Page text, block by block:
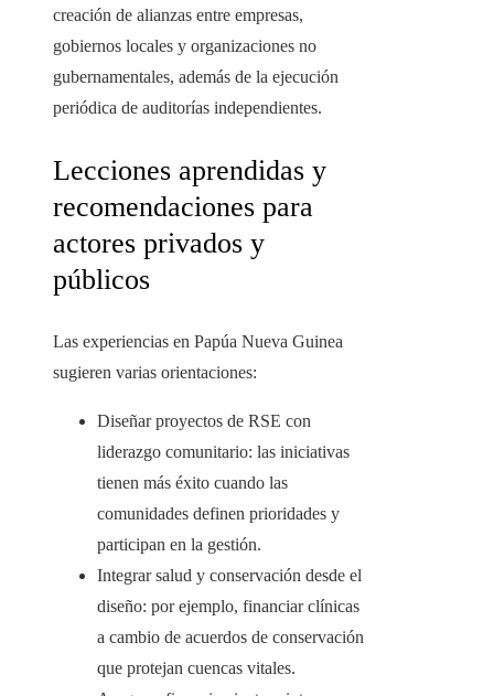
creación de alianzas entre empresas,
gobiernos locales y organizaciones no
gubernamentales, además de la ejecución
periódica de auditorías independientes.
Lecciones aprendidas y
recomendaciones para
actores privados y
públicos
Las experiencias en Papúa Nueva Guinea
sugieren varias orientaciones:
Diseñar proyectos de RSE con
liderazgo comunitario: las iniciativas
tienen más éxito cuando las
comunidades definen prioridades y
participan en la gestión.
Integrar salud y conservación desde el
diseño: por ejemplo, financiar clínicas
a cambio de acuerdos de conservación
que protejan cuencas vitales.